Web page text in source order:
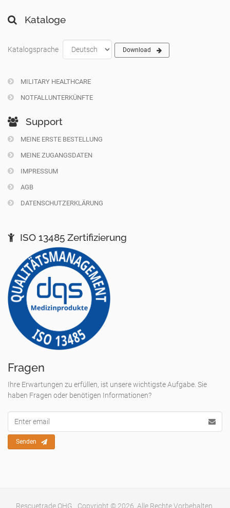
Kataloge
Katalogsprache Download
MILITARY HEALTHCARE
NOTFALLUNTERKÜNFTE
Support
MEINE ERSTE BESTELLUNG
MEINE ZUGANGSDATEN
IMPRESSUM
AGB
DATENSCHUTZERKLÄRUNG
ISO 13485 Zertifizierung
Fragen
Ihre Erwartungen zu erfüllen, ist unsere wichtigste Aufgabe. Sie
haben Fragen oder benötigen Informationen?
Adresse
Senden
Rescuetrade OHG Copyright © 2026. Alle Rechte Vorbehalten.